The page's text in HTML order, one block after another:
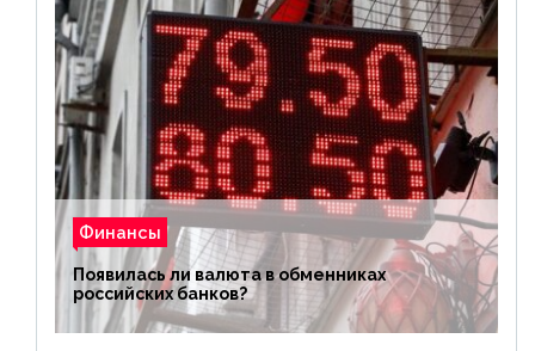
Финансы
Появилась ли валюта в обменниках
российских банков?